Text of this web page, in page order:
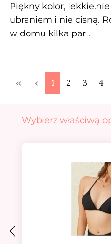
Piękny kolor,
ubraniem i nie cisną.
w domu kilka par .
Strona
1 Strona
2 Strona
3 4
Pomiń galerię
Wybierz właściwą